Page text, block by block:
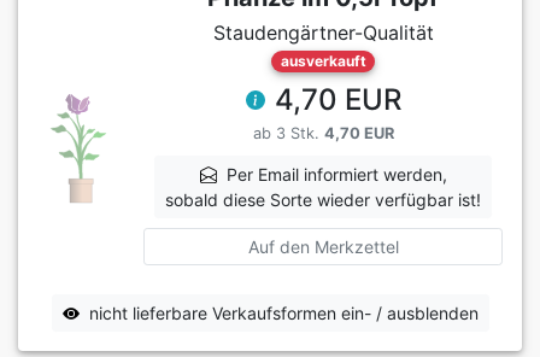
Staudengärtner-Qualität
ausverkauft
4,70 EUR
ab 3 Stk. 4,70 EUR
Per Email informiert werden,
sobald diese Sorte wieder verfügbar ist!
Auf den Merkzettel
nicht lieferbare Verkaufsformen ein- / ausblenden